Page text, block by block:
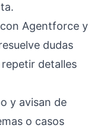
Agentforce y
dudas
detalles
y avisan de
o casos